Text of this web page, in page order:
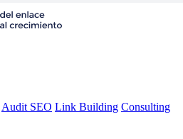
Audit SEO Link Building Consulting